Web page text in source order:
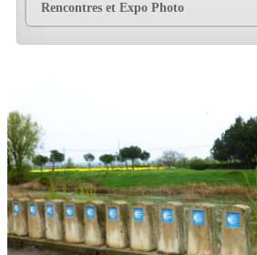
Rencontres et Expo Photo